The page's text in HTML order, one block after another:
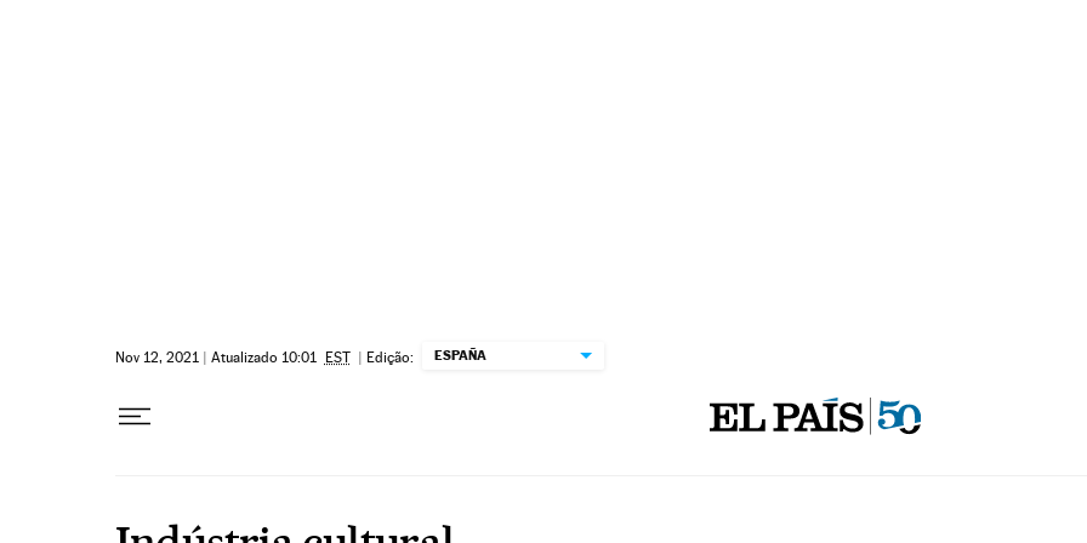
Nov 12, 2021 | Atualizado 10:01 EST | Edição: ESPAÑA